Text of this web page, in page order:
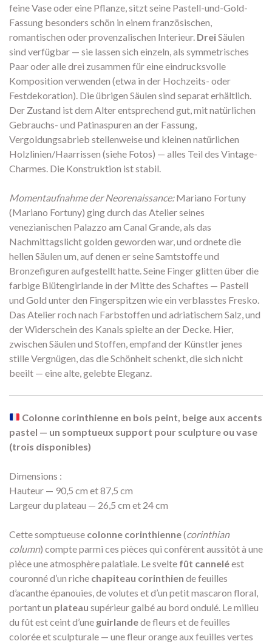
feine Vase oder eine Pflanze, sitzt seine Pastell-und-Gold-
Fassung besonders schön in einem französischen,
romantischen oder provenzalischen Interieur. DreiSäulen
sind verfügbar — sie lassen sich einzeln, als symmetrisches
Paar oder alle drei zusammen für eine eindrucksvolle
Komposition verwenden (etwa in der Hochzeits- oder
Festdekoration). Die übrigen Säulen sind separat erhältlich.
Der Zustand ist dem Alter entsprechend gut, mit natürlichen
Gebrauchs- und Patinaspuren an der Fassung,
Vergoldungsabrieb stellenweise und kleinen natürlichen
Holzlinien/Haarrissen (siehe Fotos) — alles Teil des Vintage-
Charmes. Die Konstruktion ist stabil.
Momentaufnahme der Neorenaissance:Mariano Fortuny
(Mariano Fortuny) ging durch das Atelier seines
venezianischen Palazzo am Canal Grande, als das
Nachmittagslicht golden geworden war, und ordnete die
hellen Säulen um, auf denen er seine Samtstoffe und
Bronzefiguren aufgestellt hatte. Seine Finger glitten über die
farbige Blütengirlande in der Mitte des Schaftes — Pastell
und Gold unter den Fingerspitzen wie ein verblasstes Fresko.
Das Atelier roch nach Farbstoffen und adriatischem Salz, und
der Widerschein des Kanals spielte an der Decke. Hier,
zwischen Säulen und Stoffen, empfand der Künstler jenes
stille Vergnügen, das die Schönheit schenkt, die sich nicht
beeilt — eine alte, gelebte Eleganz.
Colonne corinthienne en bois peint, beige aux accents
pastel — un somptueux support pour sculpture ou vase
(trois disponibles)
Dimensions :
Hauteur — 90,5 cm et 87,5 cm
Largeur du plateau — 26,5 cm et 24 cm
Cette somptueuse colonne corinthienne(corinthian
column) compte parmi ces pièces qui confèrent aussitôt à une
pièce une atmosphère palatiale. Le svelte fût canneléest
couronné d’un riche chapiteau corinthien de feuilles
d’acanthe épanouies, de volutes et d’un petit mascaron floral,
portant un plateau supérieur galbé au bord ondulé. Le milieu
du fût est ceint d’une guirlandede fleurs et de feuilles
colorée et sculpturale — une fleur orange aux feuilles vertes